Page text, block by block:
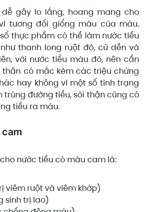
gây lo lắng, hoang mang cho
tương đối giống màu của máu.
thực phẩm có thể làm nước tiểu
thanh long ruột đỏ, củ dền và
với nước tiểu màu đỏ, nên cẩn
có mắc kèm các triệu chứng
hay không vì một số tình trạng
trùng đường tiểu, sỏi thận cũng có
tiểu ra máu.
nước tiểu có màu cam là:
viêm ruột và viêm khớp)
sinh trị lao)